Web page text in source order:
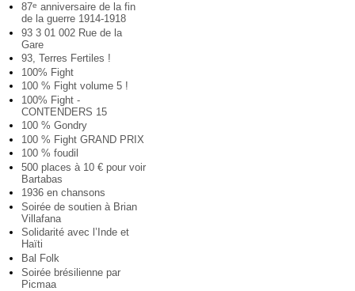
87e anniversaire de la fin
de la guerre 1914-1918
93 3 01 002 Rue de la
Gare
93, Terres Fertiles !
100% Fight
100 % Fight volume 5 !
100% Fight -
CONTENDERS 15
100 % Gondry
100 % Fight GRAND PRIX
100 % foudil
500 places à 10 € pour voir
Bartabas
1936 en chansons
Soirée de soutien à Brian
Villafana
Solidarité avec l’Inde et
Haïti
Bal Folk
Soirée brésilienne par
Picmaa